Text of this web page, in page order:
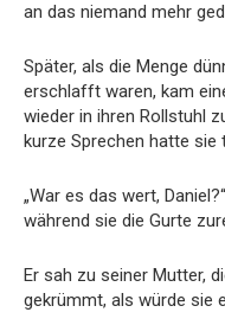
an das niemand mehr
Später, als die Menge
erschlafft waren, kam
wieder in ihren Rollstuhl
kurze Sprechen hatte sie
„War es das wert,
während sie die Gurte
Er sah zu seiner Mutter,
gekrümmt, als würde sie